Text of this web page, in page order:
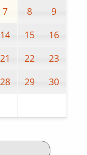
7 8
9
14 15
16
21 22
23
28 29
30